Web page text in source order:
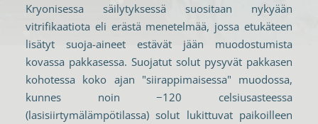
Kryonisessa säilytyksessä suositaan nykyään
vitrifikaatiota eli erästä menetelmää, jossa etukäteen
lisätyt suoja-aineet estävät jään muodostumista
kovassa pakkasessa. Suojatut solut pysyvät pakkasen
kohotessa koko ajan "siirappimaisessa" muodossa,
kunnes noin −120 celsiusasteessa
(lasisiirtymälämpötilassa) solut lukittuvat paikoilleen